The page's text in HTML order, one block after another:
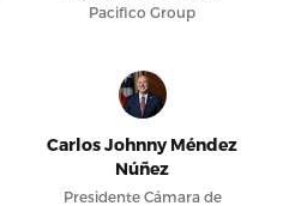
Pacifico Group
Carlos Johnny Méndez
Núñez
Presidente Cámara de